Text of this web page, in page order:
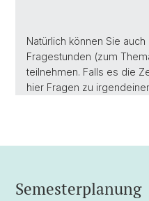
Natürlich können Sie
Fragestunden (zum
teilnehmen. Falls es die
hier Fragen zu
Semesterplanung